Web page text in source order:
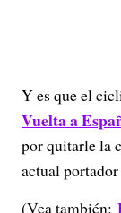
Y es que el
Vuelta a
por quitarle la
actual
(Vea también: